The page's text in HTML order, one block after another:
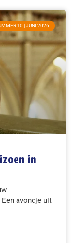
10 | JUNI 2026
in
avondje uit